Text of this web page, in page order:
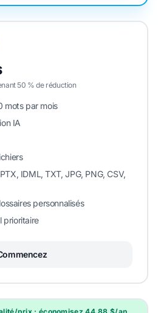
50 % de réduction
mots par mois
IA
IDML, TXT, JPG, PNG, CSV,
personnalisés
prioritaire